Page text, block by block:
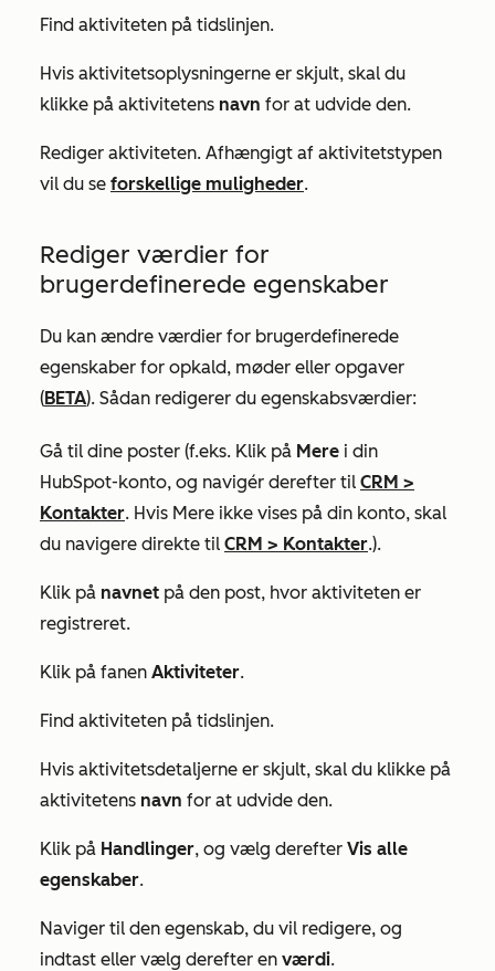
Find aktiviteten på tidslinjen.
Hvis aktivitetsoplysningerne er skjult, skal du
klikke på aktivitetens navn for at udvide den.
Rediger aktiviteten. Afhængigt af aktivitetstypen
vil du se forskellige muligheder.
Rediger værdier for
brugerdefinerede egenskaber
Du kan ændre værdier for brugerdefinerede
egenskaber for opkald, møder eller opgaver
(BETA). Sådan redigerer du egenskabsværdier:
Gå til dine poster (f.eks. Klik på Mere i din
HubSpot-konto, og navigér derefter til CRM >
Kontakter. Hvis Mere ikke vises på din konto, skal
du navigere direkte til CRM > Kontakter.).
Klik på navnet på den post, hvor aktiviteten er
registreret.
Klik på fanen Aktiviteter.
Find aktiviteten på tidslinjen.
Hvis aktivitetsdetaljerne er skjult, skal du klikke på
aktivitetens navn for at udvide den.
Klik på Handlinger, og vælg derefter Vis alle
egenskaber.
Naviger til den egenskab, du vil redigere, og
indtast eller vælg derefter en værdi.